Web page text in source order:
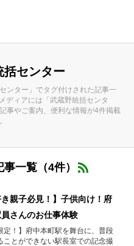
括センター
センター」でタグ付けされた記事一
ディアには「武蔵野統括センタ
事やご案内、便利な情報が4件掲載
一覧（4件）
き親子必見！】子供向け！府
さんのお仕事体験
定！】府中本町駅を舞台に、普段
ことができない駅長室での記念撮